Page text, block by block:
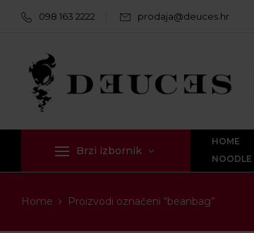
098 163 2222 prodaja@deuces.hr
Brzi izbornik
HOME
NOODLE
Home Proizvodi označeni “beanbag”